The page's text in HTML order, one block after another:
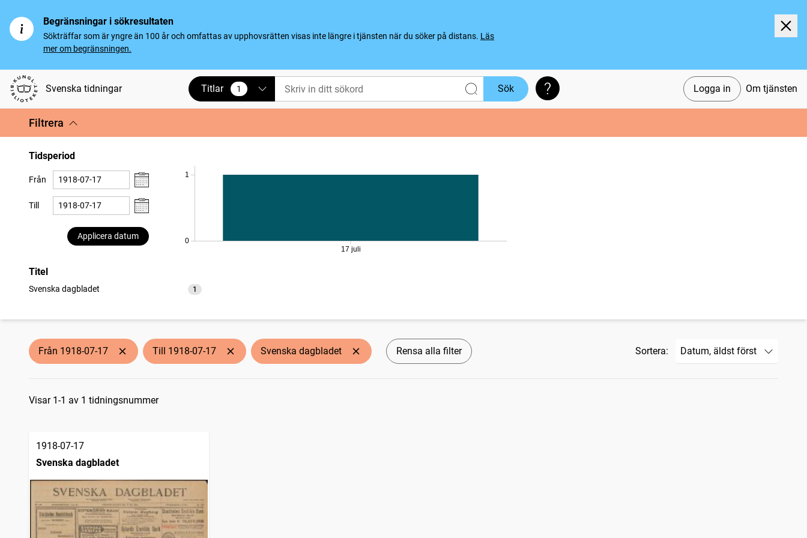
Begränsningar i sökresultaten
Sökträffar som är yngre än 100 år och omfattas av upphovsrätten visas inte längre i tjänsten när du söker på distans. Läs
mer om begränsningen.
Svenska tidningar Logga in Om tjänsten
Titlar 1
vald Sök Söktips
Filtrera
Tidsperiod
Från
Till
Applicera datum
0
1
17 juli
Titel
Svenska dagbladet 1
träffar
Från 1918-07-17 Till 1918-07-17 Svenska dagbladet Rensa alla filter Sortera:
Sökresultat
Visar 1-1 av 1 tidningsnummer
1918-07-17
Svenska dagbladet